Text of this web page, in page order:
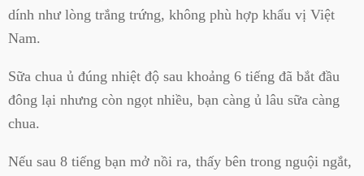
dính như lòng trắng trứng, không phù hợp khẩu vị Việt
Nam.
Sữa chua ủ đúng nhiệt độ sau khoảng 6 tiếng đã bắt đầu
đông lại nhưng còn ngọt nhiều, bạn càng ủ lâu sữa càng
chua.
Nếu sau 8 tiếng bạn mở nồi ra, thấy bên trong nguội ngắt,